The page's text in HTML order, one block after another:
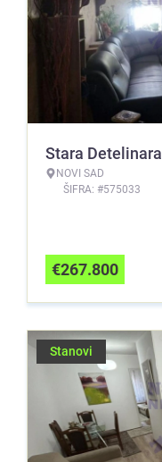
Stara Detelinara
NOVI SAD
ŠIFRA: #575033
€267.800
Stanovi